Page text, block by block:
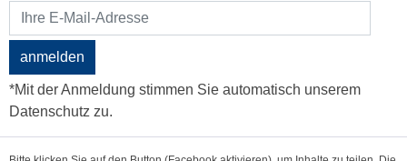
anmelden
*Mit der Anmeldung stimmen Sie automatisch unserem
Datenschutz zu.